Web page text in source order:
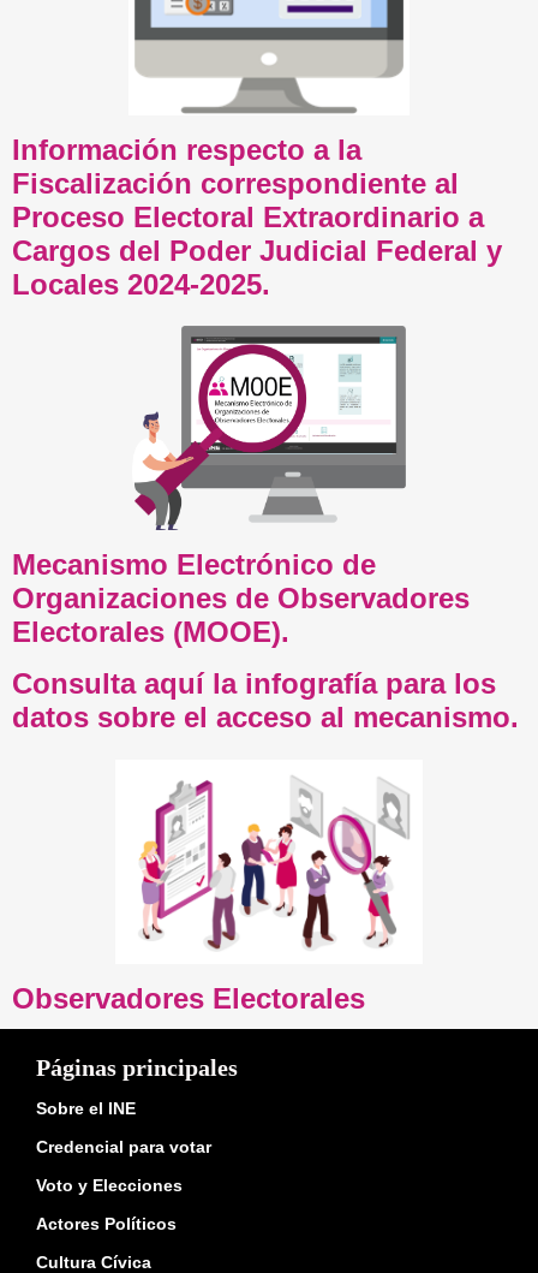
Información respecto a la
Fiscalización correspondiente al
Proceso Electoral Extraordinario a
Cargos del Poder Judicial Federal y
Locales 2024-2025.
Mecanismo Electrónico de
Organizaciones de Observadores
Electorales (MOOE).
Consulta aquí la infografía para los
datos sobre el acceso al mecanismo.
Observadores Electorales
Páginas principales
Sobre el INE
Credencial para votar
Voto y Elecciones
Actores Políticos
Cultura Cívica